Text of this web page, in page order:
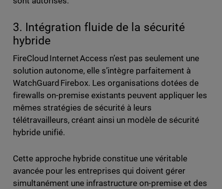
3. Intégration fluide de la sécurité
hybride
FireCloud Internet Access n’est pas seulement une
solution autonome, elle s’intègre parfaitement à
WatchGuard Firebox. Les organisations dotées de
firewalls on-premise existants peuvent appliquer les
mêmes stratégies de sécurité à leurs
télétravailleurs, créant ainsi un modèle de sécurité
hybride unifié.
Cette approche hybride constitue une véritable
avancée pour les entreprises qui doivent gérer
simultanément une infrastructure on-premise et des